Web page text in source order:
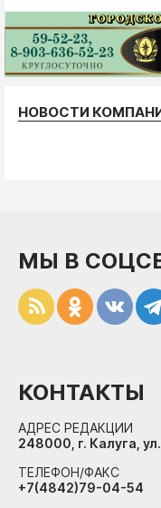
НОВОСТИ
МЫ В
КОНТАКТЫ
АДРЕС РЕДАКЦИИ
248000, г. Калуга,
ТЕЛЕФОН/ФАКС
+7(4842)79-04-54